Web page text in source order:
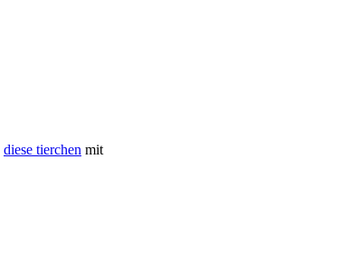
diese tierchen mit